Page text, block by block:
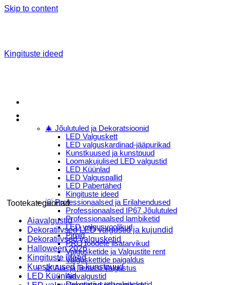
Skip to content
🎄 Jõulutuled ja Dekoratsioonid
LED Valguskett
LED valguskardinad-jääpurikad
Kunstkuused ja kunstpuud
Loomakujulised LED valgustid
LED Küünlad
LED Valguspallid
LED Pabertähed
Kingituste ideed
💡 Professionaalsed ja Erilahendused
Professionaalsed IP67 Jõulutuled
Professionaalsed lambiketid
LED valgusvoolikud
Pirnid
PRO toodete lisatarvikud
Valgusketide ja Valgustite rent
Valguskettide paigaldus
🌿 Aia- ja Terassi Valgustus
Aiavalgustid
Kingituste ideed
Tootekategooriad
Aiavalgustid
Dekoratiivsed LED valgustid ja kujundid
Dekoratiivsed valgusketid
Halloween 2026
Kingituste ideed
Kunstkuused ja kunstpuud
LED Küünlad